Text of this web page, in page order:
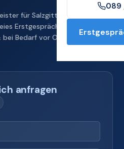
089
für Salzgitter
Erstgespräch
Bedarf vor Ort
anfragen